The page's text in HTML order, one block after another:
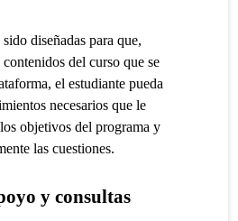
diseñadas para que,
del curso que se
el estudiante pueda
necesarios que le
objetivos del programa y
las cuestiones.
y consultas